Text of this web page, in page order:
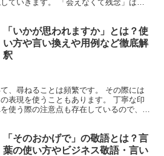
ていきます。 「会えなくて残念」は、
「いかが思われますか」とは？使
い方や言い換えや用例など徹底解
釈
、尋ねることは頻繁です。 その際には
表現を使うこともあります。 丁寧な印
使う際の注意点も存在しているので、使
「そのおかげで」の敬語とは？言
葉の使い方やビジネス敬語・言い